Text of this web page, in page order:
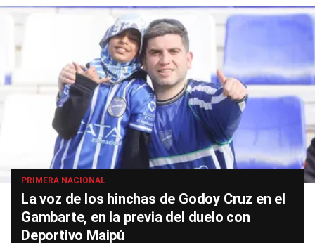
PRIMERA NACIONAL
La voz de los hinchas de Godoy Cruz en el
Gambarte, en la previa del duelo con
Deportivo Maipú